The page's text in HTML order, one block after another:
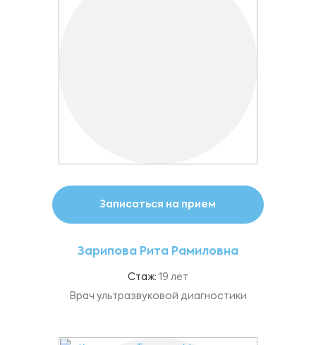
Записаться на прием
Зарипова Рита Рамиловна
Стаж: 19 лет
Врач ультразвуковой диагностики